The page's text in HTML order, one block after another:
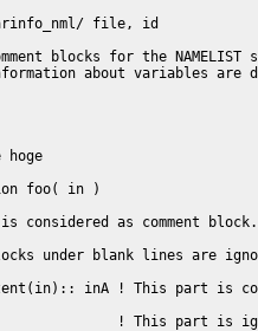
file, id
blocks for the NAMELIST
about variables are
hoge
foo( in )
considered as comment block.
under blank lines are
inA ! This part is
! This part is